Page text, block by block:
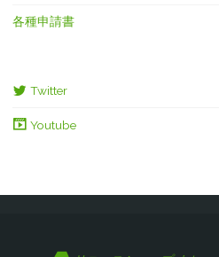
各種申請書
Twitter
Youtube